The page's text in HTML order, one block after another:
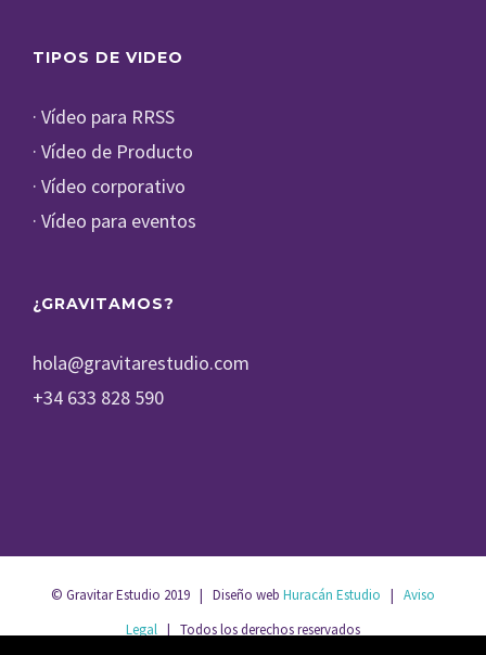
TIPOS DE VIDEO
· Vídeo para RRSS
· Vídeo de Producto
· Vídeo corporativo
· Vídeo para eventos
¿GRAVITAMOS?
hola@gravitarestudio.com
+34 633 828 590
© Gravitar Estudio 2019 | Diseño web Huracán Estudio | Aviso
Legal | Todos los derechos reservados